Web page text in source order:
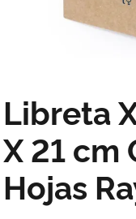
Libreta
X 21 cm
Hojas